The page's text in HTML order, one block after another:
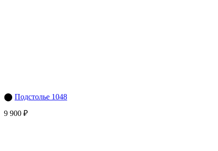
⬤ Подстолье 1048
9 900 ₽